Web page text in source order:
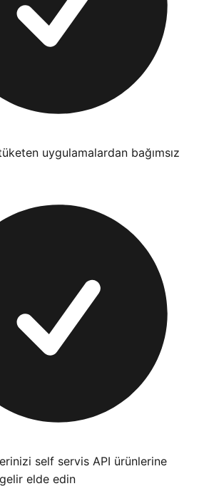
uygulamalardan bağımsız
self servis API ürünlerine
elde edin